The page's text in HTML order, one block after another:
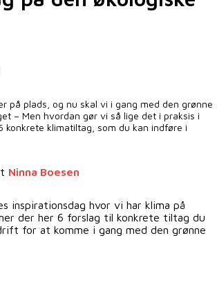
på plads, og nu skal vi i gang med den grønne
– Men hvordan gør vi så lige det i praksis i
konkrete klimatiltag, som du kan indføre i
Ninna Boesen
inspirationsdag hvor vi har klima på
der her 6 forslag til konkrete tiltag du
for at komme i gang med den grønne